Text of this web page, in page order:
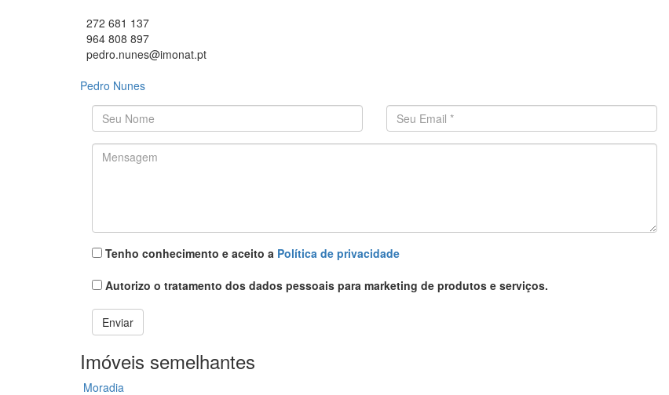
272 681 137
964 808 897
pedro.nunes@imonat.pt
Pedro Nunes
O seu nome
Endereço de email
Mensagem
Política*
Tenho conhecimento e aceito a Política de privacidade
Proteção*
Autorizo o tratamento dos dados pessoais para marketing de produtos e serviços.
Enviar
Imóveis semelhantes
Moradia